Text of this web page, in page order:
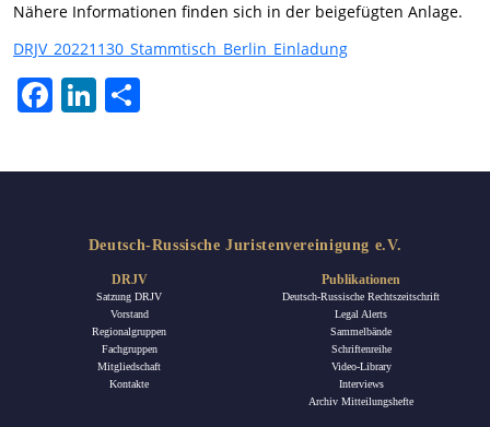
Nähere Informationen finden sich in der beigefügten Anlage.
DRJV_20221130_Stammtisch_Berlin_Einladung
FacebookLinkedIn
Deutsch-Russische Juristenvereinigung e.V.
DRJV
Satzung DRJV
Vorstand
Regionalgruppen
Fachgruppen
Mitgliedschaft
Kontakte
Publikationen
Deutsch-Russische Rechtszeitschrift
Legal Alerts
Sammelbände
Schriftenreihe
Video-Library
Interviews
Archiv Mitteilungshefte